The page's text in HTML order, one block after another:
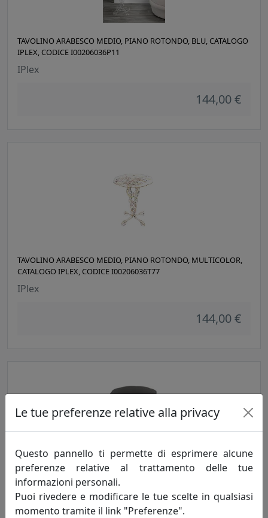
TAVOLINO ARABESCO MEDIO, PIANO ROTONDO, BLU, CATALOGO
IPLEX, CODICE I00206036P11
IPlex
144,00 €
TAVOLINO ARABESCO MEDIO, PIANO ROTONDO, MULTICOLOR,
CATALOGO IPLEX, CODICE I00206036T77
IPlex
144,00 €
TAVOLINO ARABESCO MEDIO, PIANO ROTONDO, NERO,
CATALOGO IPLEX, CODICE I00206036P29
IPlex
Le tue preferenze relative alla privacy
Questo pannello ti permette di esprimere alcune
preferenze relative al trattamento delle tue
informazioni personali.
Puoi rivedere e modificare le tue scelte in qualsiasi
momento tramite il link "Preferenze".